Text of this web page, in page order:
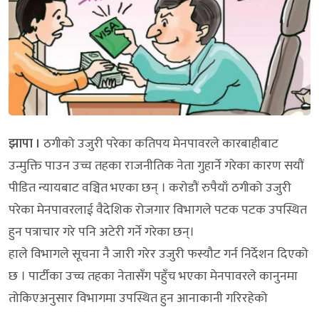
झापा । ठगीको उजुरी परेका कतिपय मेनपावरले कारबाहीबाट
उन्मुक्ति पाउन उच्च तहका राजनीतिक नेता गुहार्ने गरेका कारण सयौं
पीडित न्यायबाट वञ्चित भएका छन् । करोडौं रुपैयाँ ठगीको उजुरी
परेका मेनपावरलाई वैदेशिक रोजगार विभागले पटक पटक उपस्थित
हुन पत्राचार गरे पनि अटेरी गर्ने गरेका छन्।
हाले विभागले सूचना नै जारी गरेर उजुरी फस्यौट गर्न निर्देशन दिएको
छ । पार्टीका उच्च तहका नेतासँग पहुँच भएका मेनपावरले कानुनमा
तोकिएअनुसार विभागमा उपस्थित हुन आनाकानी गरिरहेको